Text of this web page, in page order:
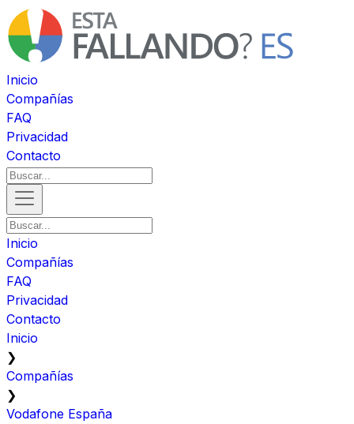
Inicio
Compañías
FAQ
Privacidad
Contacto
Inicio
Compañías
FAQ
Privacidad
Contacto
Inicio
❯
Compañías
❯
Vodafone España